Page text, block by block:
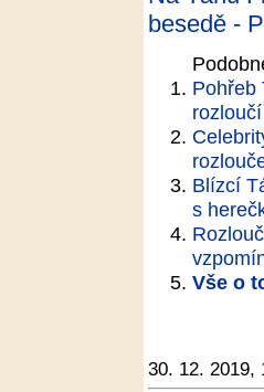
besedě -
Pohřeb
rozloučí
Blízcí
s
Vše o
30. 12. 2019,